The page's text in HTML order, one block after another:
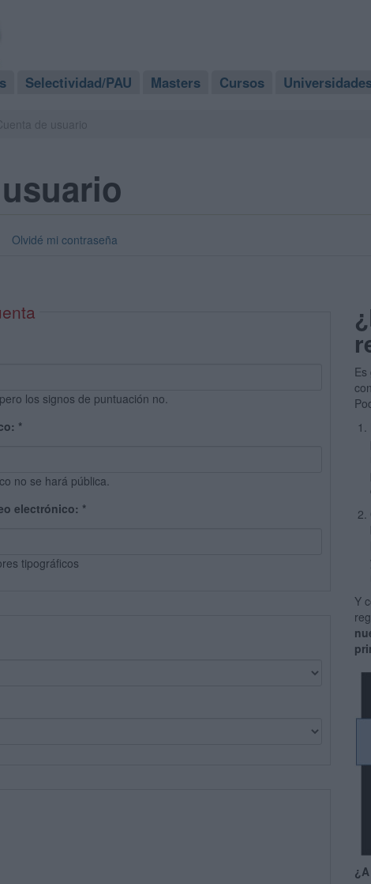
Selectividad/PAU Masters Cursos
Olvidé mi contraseña
los signos de puntuación no.
*
no se hará pública.
electrónico: *
tipográficos
Es
Y